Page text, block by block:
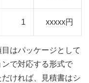
1 xxxxx円
はパッケージとして
で対応する形式で
ければ、見積書はシ